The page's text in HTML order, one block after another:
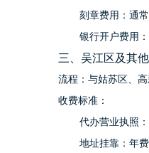
刻章费用：通常
银行开户费用：
三、吴江区及其
流程：与姑苏区、
收费标准：
代办营业执照
地址挂靠：年费